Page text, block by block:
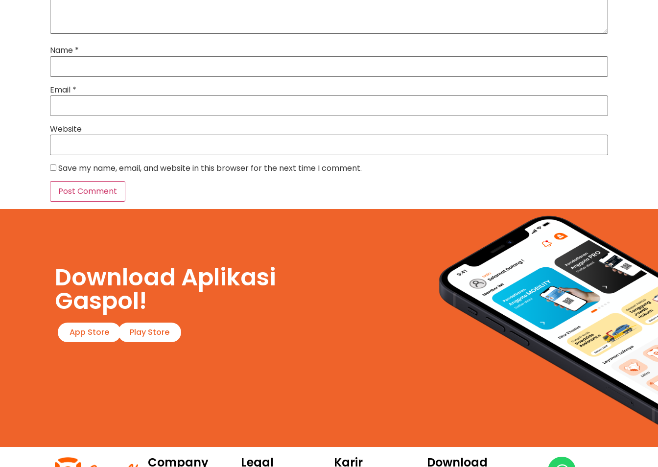
Name *
Email *
Website
Save my name, email, and website in this browser for the next time I comment.
Download Aplikasi
Gaspol!
App Store Play Store
Company Legal Karir Download​